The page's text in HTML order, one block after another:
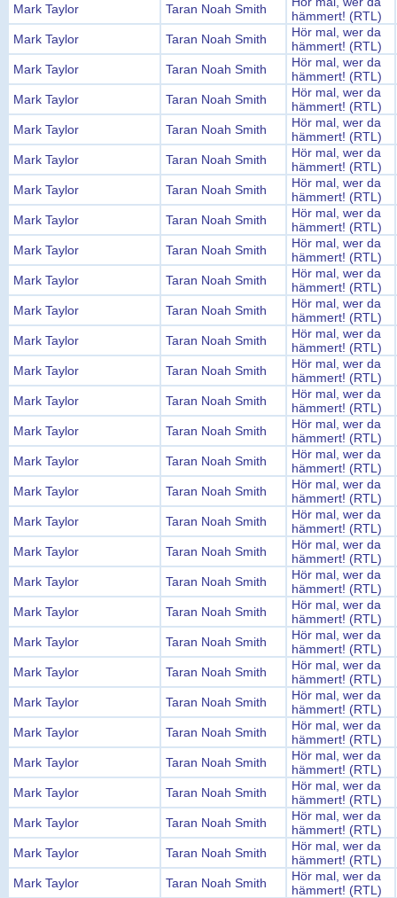
Mark Taylor Taran Noah Smith
hämmert! (RTL)
Mark Taylor
Taran Noah Smith
Hör mal, wer da
hämmert! (RTL)
Mark Taylor
Taran Noah Smith
Hör mal, wer da
hämmert! (RTL)
Mark Taylor
Taran Noah Smith
Hör mal, wer da
hämmert! (RTL)
Mark Taylor
Taran Noah Smith
Hör mal, wer da
hämmert! (RTL)
Mark Taylor
Taran Noah Smith
Hör mal, wer da
hämmert! (RTL)
Mark Taylor
Taran Noah Smith
Hör mal, wer da
hämmert! (RTL)
Mark Taylor
Taran Noah Smith
Hör mal, wer da
hämmert! (RTL)
Mark Taylor
Taran Noah Smith
Hör mal, wer da
hämmert! (RTL)
Mark Taylor
Taran Noah Smith
Hör mal, wer da
hämmert! (RTL)
Mark Taylor
Taran Noah Smith
Hör mal, wer da
hämmert! (RTL)
Mark Taylor
Taran Noah Smith
Hör mal, wer da
hämmert! (RTL)
Mark Taylor
Taran Noah Smith
Hör mal, wer da
hämmert! (RTL)
Mark Taylor
Taran Noah Smith
Hör mal, wer da
hämmert! (RTL)
Mark Taylor
Taran Noah Smith
Hör mal, wer da
hämmert! (RTL)
Mark Taylor
Taran Noah Smith
Hör mal, wer da
hämmert! (RTL)
Mark Taylor
Taran Noah Smith
Hör mal, wer da
hämmert! (RTL)
Mark Taylor
Taran Noah Smith
Hör mal, wer da
hämmert! (RTL)
Mark Taylor
Taran Noah Smith
Hör mal, wer da
hämmert! (RTL)
Mark Taylor
Taran Noah Smith
Hör mal, wer da
hämmert! (RTL)
Mark Taylor
Taran Noah Smith
Hör mal, wer da
hämmert! (RTL)
Mark Taylor
Taran Noah Smith
Hör mal, wer da
hämmert! (RTL)
Mark Taylor
Taran Noah Smith
Hör mal, wer da
hämmert! (RTL)
Mark Taylor
Taran Noah Smith
Hör mal, wer da
hämmert! (RTL)
Mark Taylor
Taran Noah Smith
Hör mal, wer da
hämmert! (RTL)
Mark Taylor
Taran Noah Smith
Hör mal, wer da
hämmert! (RTL)
Mark Taylor
Taran Noah Smith
Hör mal, wer da
hämmert! (RTL)
Mark Taylor
Taran Noah Smith
Hör mal, wer da
hämmert! (RTL)
Mark Taylor
Taran Noah Smith
Hör mal, wer da
hämmert! (RTL)
Mark Taylor
Taran Noah Smith
Hör mal, wer da
hämmert! (RTL)